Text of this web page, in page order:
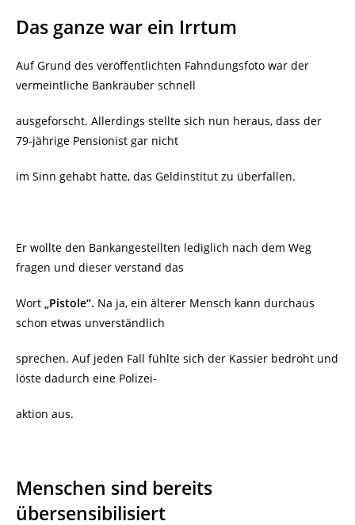
Das ganze war ein Irrtum
Auf Grund des veröffentlichten Fahndungsfoto war der
vermeintliche Bankräuber schnell
ausgeforscht. Allerdings stellte sich nun heraus, dass der
79-jährige Pensionist gar nicht
im Sinn gehabt hatte, das Geldinstitut zu überfallen.
Er wollte den Bankangestellten lediglich nach dem Weg
fragen und dieser verstand das
Wort „Pistole“. Na ja, ein älterer Mensch kann durchaus
schon etwas unverständlich
sprechen. Auf jeden Fall fühlte sich der Kassier bedroht und
löste dadurch eine Polizei-
aktion aus.
Menschen sind bereits
übersensibilisiert